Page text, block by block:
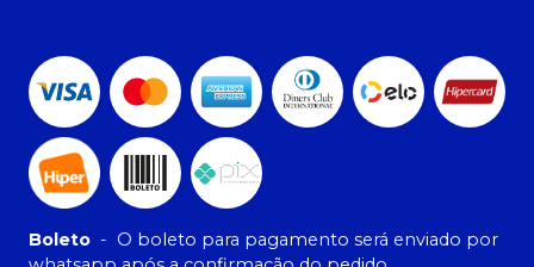
Boleto - O boleto para pagamento será enviado por